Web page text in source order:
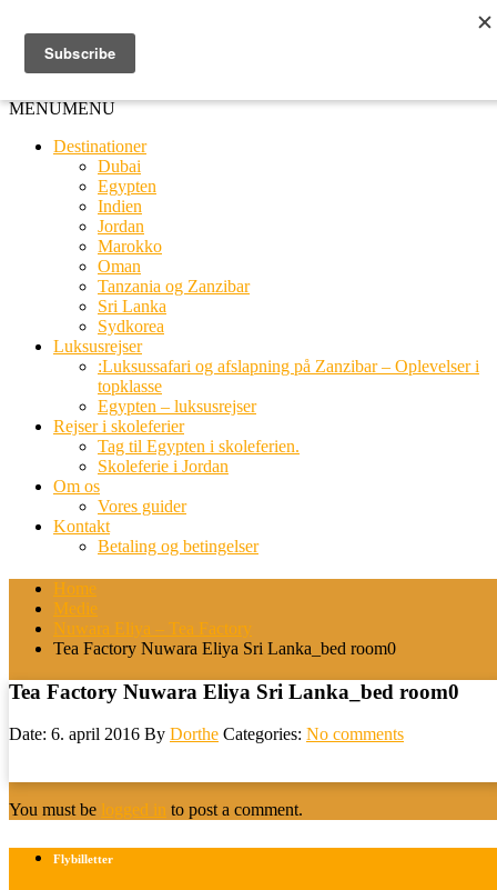
MENUMENU
Destinationer
Dubai
Egypten
Indien
Jordan
Marokko
Oman
Tanzania og Zanzibar
Sri Lanka
Sydkorea
Luksusrejser
:Luksussafari og afslapning på Zanzibar – Oplevelser i
topklasse
Egypten – luksusrejser
Rejser i skoleferier
Tag til Egypten i skoleferien.
Skoleferie i Jordan
Om os
Vores guider
Kontakt
Betaling og betingelser
Home
Medie
Nuwara Eliya – Tea Factory
Tea Factory Nuwara Eliya Sri Lanka_bed room0
Tea Factory Nuwara Eliya Sri Lanka_bed room0
Date: 6. april 2016 By Dorthe Categories: No comments
You must be logged in to post a comment.
Flybilletter